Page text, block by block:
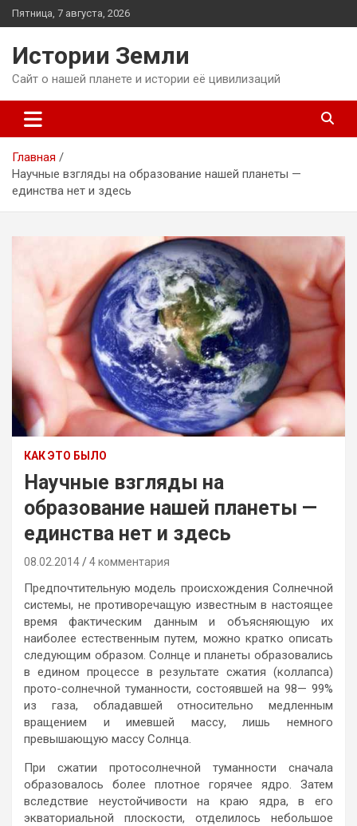
Перейти
к
Пятница, 7 августа, 2026
Истории Земли
Сайт о нашей планете и истории её цивилизаций
Главная
Научные взгляды на образование нашей планеты —
единства нет и здесь
КАК ЭТО БЫЛО
Научные взгляды на
образование нашей планеты —
единства нет и здесь
08.02.2014 4 комментария
Предпочтительную модель происхождения Солнечной
системы, не противоречащую известным в настоящее
время фактическим данным и объясняющую их
наиболее естественным путем, можно кратко описать
следующим образом. Солнце и планеты образовались
в едином процессе в результате сжатия (коллапса)
прото-солнечной туманности, состоявшей на 98— 99%
из газа, обладавшей относительно медленным
вращением и имевшей массу, лишь немного
превышающую массу Солнца.
При сжатии протосолнечной туманности сначала
образовалось более плотное горячее ядро. Затем
вследствие неустойчивости на краю ядра, в его
экваториальной плоскости, отделилось небольшое